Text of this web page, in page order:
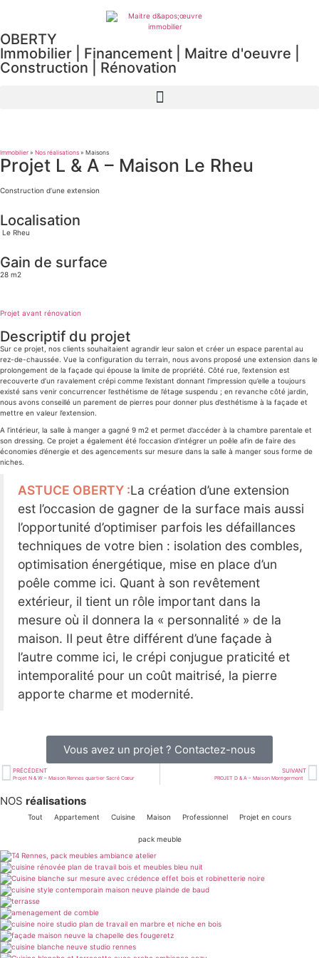
OBERTY
Immobilier | Financement | Maitre d'oeuvre
Construction
Rénovation
Immobilier » Nos réalisations » Maisons
Projet L & A – Maison Le Rheu
Construction d’une extension
Localisation
Le Rheu
Gain de surface
28 m2
Projet avant rénovation
Descriptif du projet
Sur ce projet, nos clients souhaitaient agrandir leur salon et créer un espace parental au
rez-de-chaussée. Vue la configuration du terrain, nous avons proposé une extension dans le
prolongement de la façade qui épouse la limite de propriété. Côté rue, l’extension est
recouverte d’un ravalement crépi comme l’existant donnant l’impression qu’elle a toujours
existé sans venir concurrencer l’esthétisme de l’étage suspendu ; en revanche côté jardin,
nous avons conseillé un parement de pierres pour donner plus d’esthétisme à la façade et
mettre en valeur l’extension.
A l’intérieur, la salle à manger a gagné 9 m2 et permet d’accéder à la chambre parentale et
son dressing. Ce projet a également été l’occasion d’intégrer un poêle afin de faire des
économies d’énergie et des agencements sur mesure dans la salle à manger sous forme de
niches.
ASTUCE OBERTY :La création d’une extension
est l’occasion de gagner de la surface mais aussi
l’opportunité d’optimiser parfois les défaillances
techniques de votre bien : isolation des combles,
optimisation énergétique, mise en place d’un
poêle comme ici. Quant à son revêtement
extérieur, il tient un rôle important dans la
mesure où il donnera la « personnalité » de la
maison. Il peut être différent d’une façade à
l’autre comme ici, le crépi conjugue praticité et
intemporalité pour un coût maitrisé, la pierre
apporte charme et modernité.
Vous avez un projet ? Contactez-nous
PRÉCÉDENT
Projet N & W – Maison Rennes quartier Sacré Cœur
SUIVANT
PROJET D & A – Maison Montgermont
NOS réalisations
Tout Appartement Cuisine Maison Professionnel Projet en cours
pack meuble